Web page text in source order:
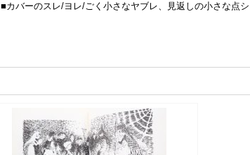
■カバーのスレ/ヨレ/ごく小さなヤブレ、見返しの小さな点